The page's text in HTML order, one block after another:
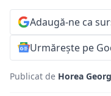
Adaugă-ne ca
Urmărește pe
Publicat de Horea